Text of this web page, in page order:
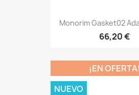
Monorim Gasket02
66,20 €
¡EN OFERTA!
NUEVO